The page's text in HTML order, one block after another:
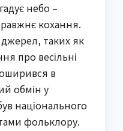
небо –
кохання.
таких як
про весільні
в
обмін у
національного
фольклору.